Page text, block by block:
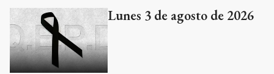
Lunes 3 de agosto de 2026